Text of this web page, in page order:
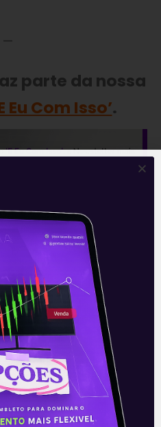
—
parte da nossa
Eu Com Isso’.
do Carrefour
do 2T21
Redes Sociais!